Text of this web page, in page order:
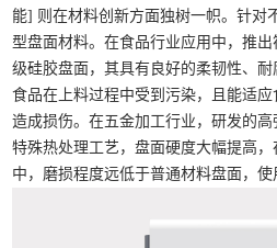
能] 则在材料创新方面独树一帜。针对
型盘面材料。在食品行业应用中，推
级硅胶盘面，其具有良好的柔韧性、
食品在上料过程中受到污染，且能适
造成损伤。在五金加工行业，研发的
特殊热处理工艺，盘面硬度大幅提高
中，磨损程度远低于普通材料盘面，使